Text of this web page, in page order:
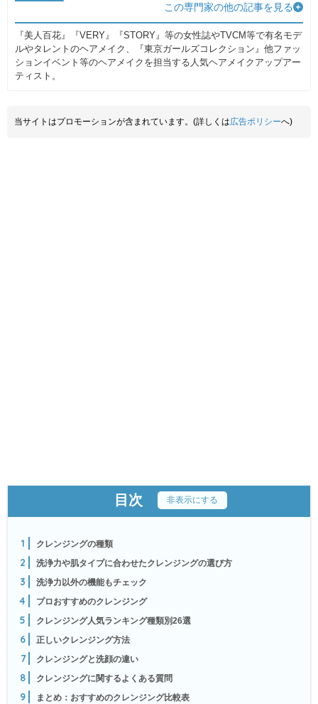
この専門家の他の記事を見る
『美人百花』『VERY』『STORY』等の女性誌やTVCM等で有名モデ
ルやタレントのヘアメイク、『東京ガールズコレクション』他ファッ
ションイベント等のヘアメイクを担当する人気ヘアメイクアップアー
ティスト。
当サイトはプロモーションが含まれています。(詳しくは広告ポリシーへ)
目次 非表示にする
1 クレンジングの種類
2 洗浄力や肌タイプに合わせたクレンジングの選び方
3 洗浄力以外の機能もチェック
4 プロおすすめのクレンジング
5 クレンジング人気ランキング種類別26選
6 正しいクレンジング方法
7 クレンジングと洗顔の違い
8 クレンジングに関するよくある質問
9 まとめ：おすすめのクレンジング比較表